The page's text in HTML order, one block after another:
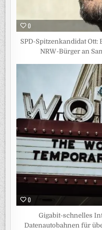
0
SPD-Spitzenkandidat
NRW-Bürger an
0
Gigabit-schnelles
Datenautobahnen für